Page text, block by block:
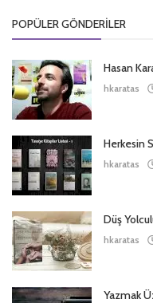
POPÜLER GÖNDERILER
Hasan
hkaratas
Herkesin
hkaratas
Düş
hkaratas
Yazmak